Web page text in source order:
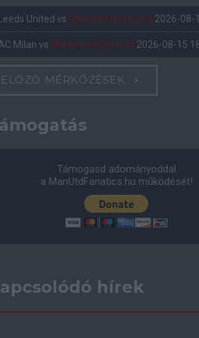
Leeds United vs Manchester United 2026-08-
Milan vs Manchester United 2026-08-15
ELŐZŐ MÉRKŐZÉSEK
Támogasd adományoddal
a ManUtdFanatics.hu működését!
hírek